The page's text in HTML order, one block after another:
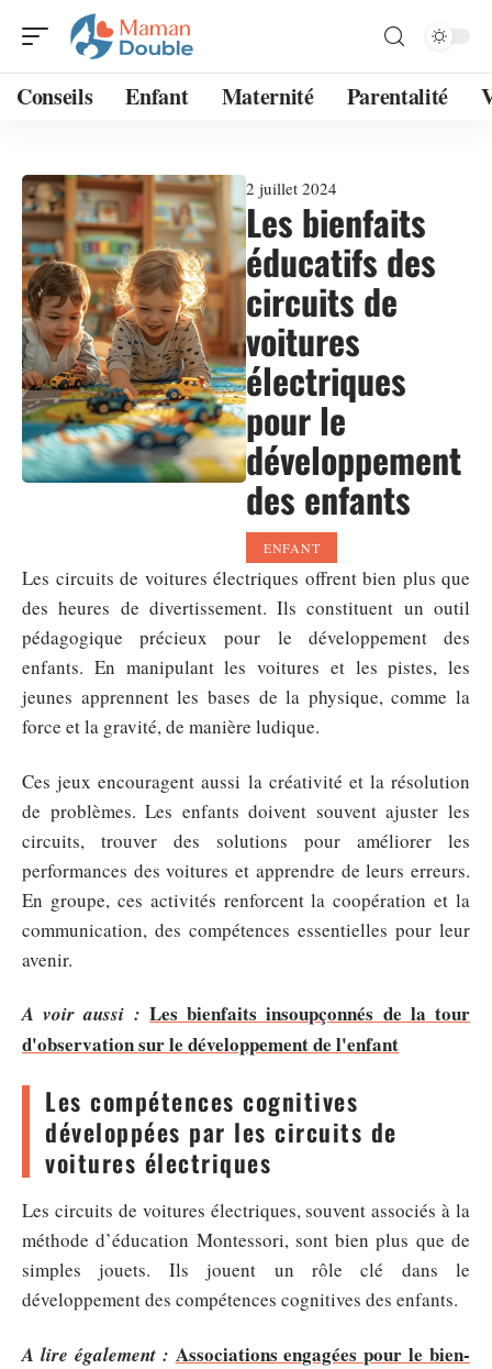
Conseils Enfant Maternité Parentalité
2 juillet 2024
Les bienfaits
éducatifs des
circuits de
voitures
électriques
pour le
développement
des enfants
ENFANT
Les circuits de voitures électriques offrent bien plus que
des heures de divertissement. Ils constituent un outil
pédagogique précieux pour le développement des
enfants. En manipulant les voitures et les pistes, les
jeunes apprennent les bases de la physique, comme la
force et la gravité, de manière ludique.
Ces jeux encouragent aussi la créativité et la résolution
de problèmes. Les enfants doivent souvent ajuster les
circuits, trouver des solutions pour améliorer les
performances des voitures et apprendre de leurs erreurs.
En groupe, ces activités renforcent la coopération et la
communication, des compétences essentielles pour leur
avenir.
A voir aussi : Les bienfaits insoupçonnés de la tour
d'observation sur le développement de l'enfant
Les compétences cognitives
développées par les circuits de
voitures électriques
Les circuits de voitures électriques, souvent associés à la
méthode d’éducation Montessori, sont bien plus que de
simples jouets. Ils jouent un rôle clé dans le
développement des compétences cognitives des enfants.
A lire également : Associations engagées pour le bien-